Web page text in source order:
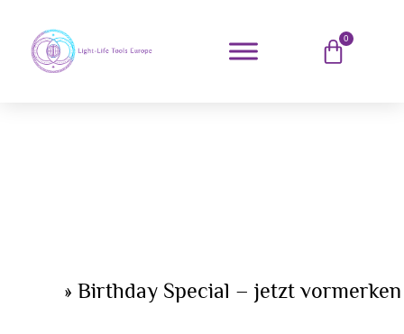
0
» Birthday Special – jetzt vormerken